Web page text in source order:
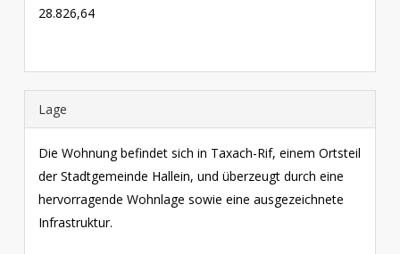
28.826,64
Lage
Die Wohnung befindet sich in Taxach-Rif, einem Ortsteil
der Stadtgemeinde Hallein, und überzeugt durch eine
hervorragende Wohnlage sowie eine ausgezeichnete
Infrastruktur.